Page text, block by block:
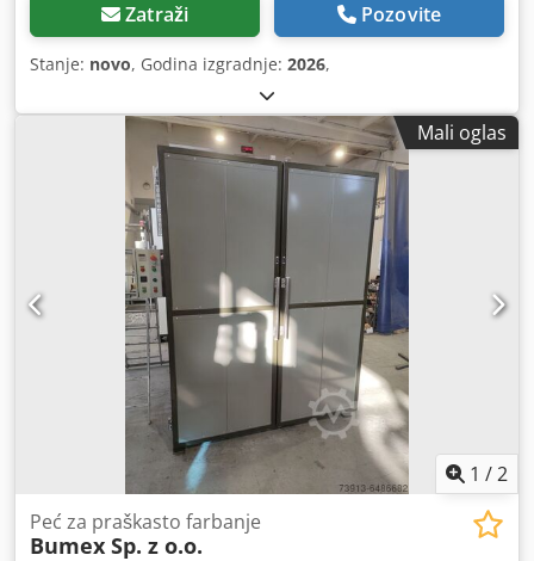
Zatraži Pozovite
Stanje: novo, Godina izgradnje: 2026,
Mali oglas
1 /2
Peć za praškasto farbanje
Bumex Sp. z o.o.